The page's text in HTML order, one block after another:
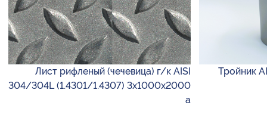
Лист рифленый (чечевица) г/к AISI
304/304L (1.4301/1.4307) 3х1000х2000
а
Тройник